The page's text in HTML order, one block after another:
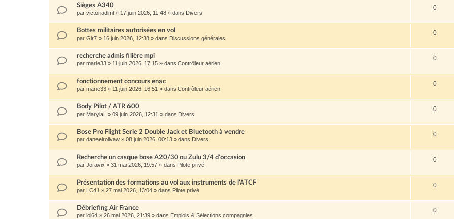
Sièges A340
par victoriadlmt » 17 juin 2026, 11:48 » dans Divers
0
Bottes militaires autorisées en vol
par Gir7 » 16 juin 2026, 12:38 » dans Discussions générales
0
recherche admis filière mpi
par marie33 » 11 juin 2026, 17:15 » dans Contrôleur aérien
0
fonctionnement concours enac
par marie33 » 11 juin 2026, 16:51 » dans Contrôleur aérien
0
Body Pilot / ATR 600
par MaryiaL » 09 juin 2026, 12:31 » dans Divers
0
Bose Pro Flight Serie 2 Double Jack et Bluetooth à vendre
par daneelrolivaw » 08 juin 2026, 00:13 » dans Divers
0
Recherche un casque bose A20/30 ou Zulu 3/4 d'occasion
par Joravix » 31 mai 2026, 19:57 » dans Pilote privé
0
Présentation des formations au vol aux instruments de l'ATCF
par LC41 » 27 mai 2026, 13:04 » dans Pilote privé
0
Débriefing Air France
par lol64 » 26 mai 2026, 21:39 » dans Emplois & Sélections compagnies
0